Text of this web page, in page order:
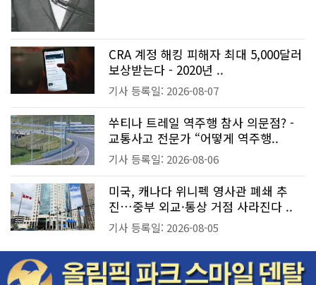
CRA 계정 해킹 피해자 최대 5,000달러
보상받는다 - 2020년 ..
기사 등록일: 2026-08-07
쑤티나 트레일 역주행 참사 의문점? -
교통사고 전문가 “어떻게 역주행..
기사 등록일: 2026-08-06
미국, 캐나다 위니펙 영사관 폐쇄 추
진…중부 외교·통상 거점 사라진다 ..
기사 등록일: 2026-08-05